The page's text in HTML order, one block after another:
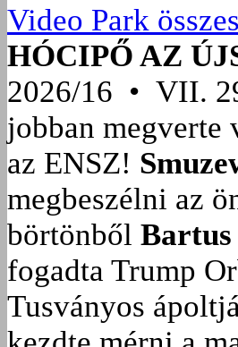
Video Park
HÓCIPŐ AZ
2026/16 • VII.
jobban megverte
az ENSZ!
megbeszélni az
börtönből Bartus
fogadta Trump
Tusványos